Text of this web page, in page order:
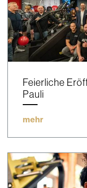
Feierliche
Pauli
mehr